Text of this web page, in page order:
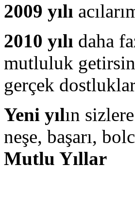
2009 yılı
2010 yılı daha
mutluluk
gerçek
Yeni yılın
neşe, başarı,
Mutlu Yıllar